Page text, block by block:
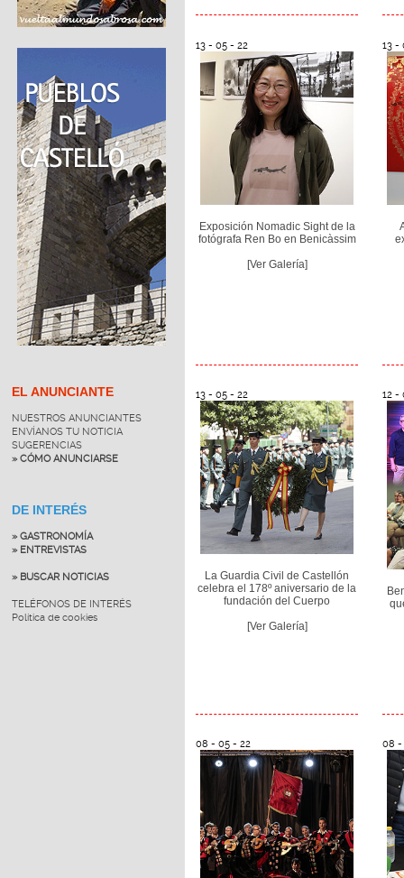
EL ANUNCIANTE
NUESTROS ANUNCIANTES
ENVÍANOS TU NOTICIA
SUGERENCIAS
» CÓMO ANUNCIARSE
DE INTERÉS
» GASTRONOMÍA
» ENTREVISTAS
» BUSCAR NOTICIAS
TELÉFONOS DE INTERÉS
Política de cookies
13 - 05 - 22
Exposición Nomadic Sight de la
fotógrafa Ren Bo en Benicàssim
[Ver Galería]
13 -
13 - 05 - 22
La Guardia Civil de Castellón
celebra el 178º aniversario de la
fundación del Cuerpo
[Ver Galería]
12 -
08 - 05 - 22 08 -